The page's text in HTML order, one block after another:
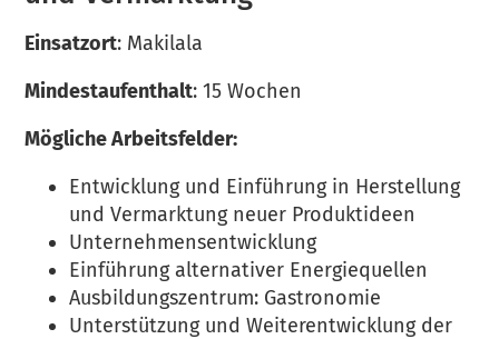
Einsatzort: Makilala
Mindestaufenthalt: 15 Wochen
Mögliche Arbeitsfelder:
Entwicklung und Einführung in Herstellung
und Vermarktung neuer Produktideen
Unternehmensentwicklung
Einführung alternativer Energiequellen
Ausbildungszentrum: Gastronomie
Unterstützung und Weiterentwicklung der